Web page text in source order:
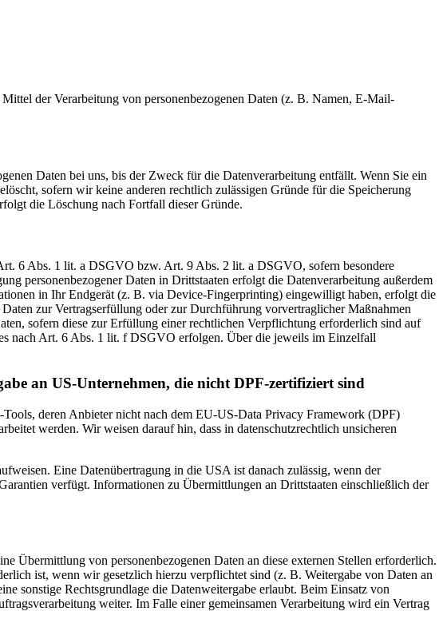
der Verarbeitung von personenbezogenen Daten (z. B. Namen, E-Mail-
Daten bei uns, bis der Zweck für die Datenverarbeitung entfällt. Wenn Sie ein
sofern wir keine anderen rechtlich zulässigen Gründe für die Speicherung
die Löschung nach Fortfall dieser Gründe.
6 Abs. 1 lit. a DSGVO bzw. Art. 9 Abs. 2 lit. a DSGVO, sofern besondere
personenbezogener Daten in Drittstaaten erfolgt die Datenverarbeitung außerdem
in Ihr Endgerät (z. B. via Device-Fingerprinting) eingewilligt haben, erfolgt die
zur Vertragserfüllung oder zur Durchführung vorvertraglicher Maßnahmen
sofern diese zur Erfüllung einer rechtlichen Verpflichtung erforderlich sind auf
nach Art. 6 Abs. 1 lit. f DSGVO erfolgen. Über die jeweils im Einzelfall
an US-Unternehmen, die nicht DPF-zertifiziert sind
deren Anbieter nicht nach dem EU-US-Data Privacy Framework (DPF)
werden. Wir weisen darauf hin, dass in datenschutzrechtlich unsicheren
Eine Datenübertragung in die USA ist danach zulässig, wenn der
verfügt. Informationen zu Übermittlungen an Drittstaaten einschließlich der
Übermittlung von personenbezogenen Daten an diese externen Stellen erforderlich.
ist, wenn wir gesetzlich hierzu verpflichtet sind (z. B. Weitergabe von Daten an
sonstige Rechtsgrundlage die Datenweitergabe erlaubt. Beim Einsatz von
weiter. Im Falle einer gemeinsamen Verarbeitung wird ein Vertrag